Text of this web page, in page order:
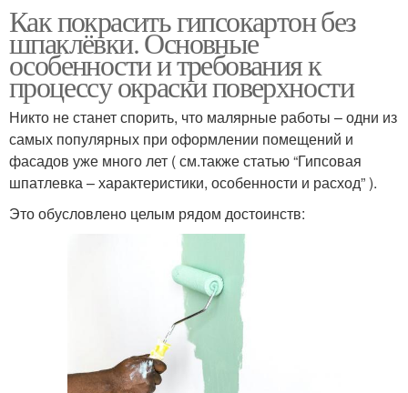
Как покрасить гипсокартон без
шпаклёвки. Основные
особенности и требования к
процессу окраски поверхности
Никто не станет спорить, что малярные работы – одни из
самых популярных при оформлении помещений и
фасадов уже много лет ( см.также статью “Гипсовая
шпатлевка – характеристики, особенности и расход” ).
Это обусловлено целым рядом достоинств: